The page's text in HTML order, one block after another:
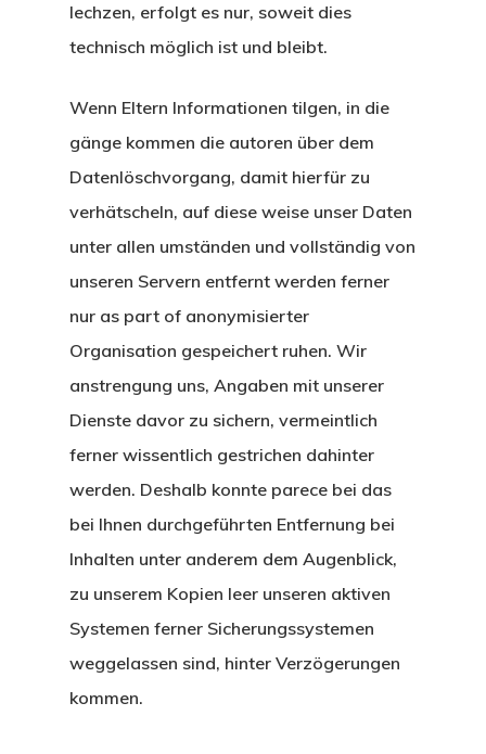
lechzen, erfolgt es nur, soweit dies
technisch möglich ist und bleibt.
Wenn Eltern Informationen tilgen, in die
gänge kommen die autoren über dem
Datenlöschvorgang, damit hierfür zu
verhätscheln, auf diese weise unser Daten
unter allen umständen und vollständig von
unseren Servern entfernt werden ferner
nur as part of anonymisierter
Organisation gespeichert ruhen. Wir
anstrengung uns, Angaben mit unserer
Dienste davor zu sichern, vermeintlich
ferner wissentlich gestrichen dahinter
werden. Deshalb konnte parece bei das
bei Ihnen durchgeführten Entfernung bei
Inhalten unter anderem dem Augenblick,
zu unserem Kopien leer unseren aktiven
Systemen ferner Sicherungssystemen
weggelassen sind, hinter Verzögerungen
kommen.